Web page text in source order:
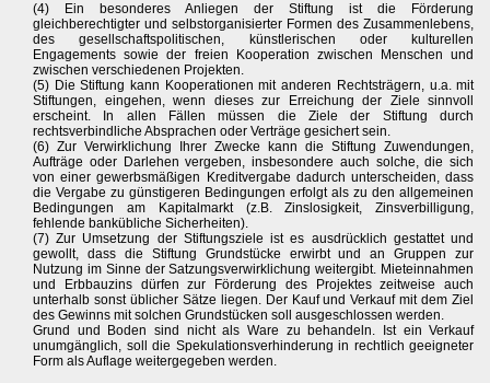
(4) Ein besonderes Anliegen der Stiftung ist die Förderung
gleichberechtigter und selbstorganisierter Formen des Zusammenlebens,
des gesellschaftspolitischen, künstlerischen oder kulturellen
Engagements sowie der freien Kooperation zwischen Menschen und
zwischen verschiedenen Projekten.
(5) Die Stiftung kann Kooperationen mit anderen Rechtsträgern, u.a. mit
Stiftungen, eingehen, wenn dieses zur Erreichung der Ziele sinnvoll
erscheint. In allen Fällen müssen die Ziele der Stiftung durch
rechtsverbindliche Absprachen oder Verträge gesichert sein.
(6) Zur Verwirklichung Ihrer Zwecke kann die Stiftung Zuwendungen,
Aufträge oder Darlehen vergeben, insbesondere auch solche, die sich
von einer gewerbsmäßigen Kreditvergabe dadurch unterscheiden, dass
die Vergabe zu günstigeren Bedingungen erfolgt als zu den allgemeinen
Bedingungen am Kapitalmarkt (z.B. Zinslosigkeit, Zinsverbilligung,
fehlende bankübliche Sicherheiten).
(7) Zur Umsetzung der Stiftungsziele ist es ausdrücklich gestattet und
gewollt, dass die Stiftung Grundstücke erwirbt und an Gruppen zur
Nutzung im Sinne der Satzungsverwirklichung weitergibt. Mieteinnahmen
und Erbbauzins dürfen zur Förderung des Projektes zeitweise auch
unterhalb sonst üblicher Sätze liegen. Der Kauf und Verkauf mit dem Ziel
des Gewinns mit solchen Grundstücken soll ausgeschlossen werden.
Grund und Boden sind nicht als Ware zu behandeln. Ist ein Verkauf
unumgänglich, soll die Spekulationsverhinderung in rechtlich geeigneter
Form als Auflage weitergegeben werden.